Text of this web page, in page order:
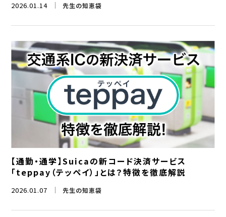
2026.01.14 先生の知恵袋
【通勤・通学】Suicaの新コード決済サービス
「teppay（テッペイ）」とは？特徴を徹底解説
2026.01.07 先生の知恵袋